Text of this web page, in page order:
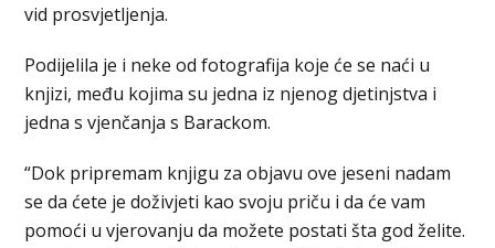
vid prosvjetljenja.
Podijelila je i neke od fotografija koje će se naći u
knjizi, među kojima su jedna iz njenog djetinjstva i
jedna s vjenčanja s Barackom.
“Dok pripremam knjigu za objavu ove jeseni nadam
se da ćete je doživjeti kao svoju priču i da će vam
pomoći u vjerovanju da možete postati šta god želite.